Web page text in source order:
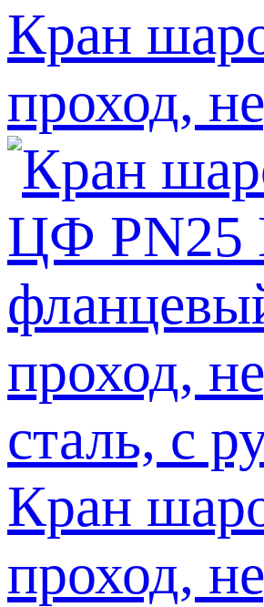
Кран
проход,
Кран
проход,